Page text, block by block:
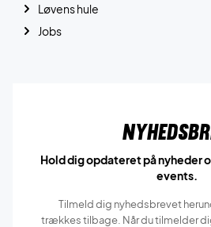
Løvens hule
Jobs
Hold dig opdateret på nyheder
events.
Tilmeld dig nyhedsbrevet
trækkes tilbage. Når du tilmelder